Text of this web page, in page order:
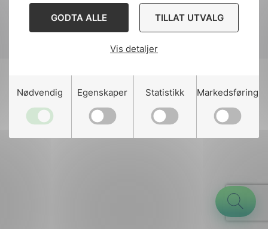
GODTA ALLE TILLAT UTVALG
Vis detaljer
Nødvendig Egenskaper Statistikk Markedsføring